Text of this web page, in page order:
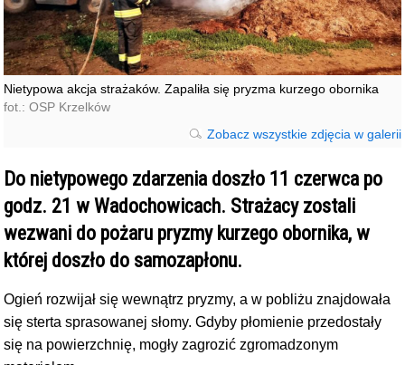
Nietypowa akcja strażaków. Zapaliła się pryzma kurzego obornika
fot.: OSP Krzelków
Zobacz wszystkie zdjęcia w galerii
Do nietypowego zdarzenia doszło 11 czerwca po
godz. 21 w Wadochowicach. Strażacy zostali
wezwani do pożaru pryzmy kurzego obornika, w
której doszło do samozapłonu.
Ogień rozwijał się wewnątrz pryzmy, a w pobliżu znajdowała
się sterta sprasowanej słomy. Gdyby płomienie przedostały
się na powierzchnię, mogły zagrozić zgromadzonym